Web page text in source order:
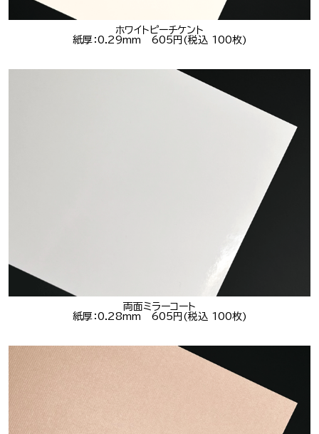
ホワイトピーチケント
紙厚：0.29mm 605円(税込 100枚)
両面ミラーコート
紙厚：0.28mm 605円(税込 100枚)